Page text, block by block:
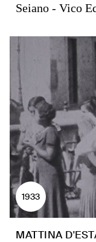
Seiano - Vico
1933
MATTINA